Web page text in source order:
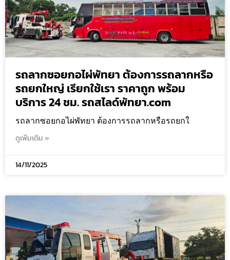
รถลากซอยกอไผ่พัทยา ต้องการรถลากหรือ
รถยกใหญ่ เรียกใช้เรา ราคาถูก พร้อม
บริการ 24 ชม. รถสไลด์พัทยา.com
รถลากซอยกอไผ่พัทยา ต้องการรถลากหรือรถยกใ
ดูเพิ่มเติม »
14/11/2025